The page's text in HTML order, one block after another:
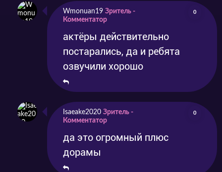
Wmonuan19 Зритель -
Комментатор
0
актёры действительно
постарались, да и ребята
озвучили хорошо
Isaeake2020 Зритель -
Комментатор
0
да это огромный плюс
дорамы